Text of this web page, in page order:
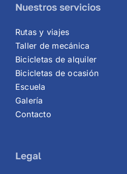
Nuestros servicios
Rutas y viajes
Taller de mecánica
Bicicletas de alquiler
Bicicletas de ocasión
Escuela
Galería
Contacto
Legal